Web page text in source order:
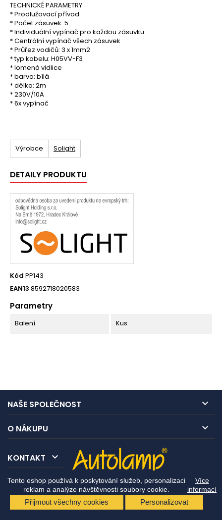
Tento eshop používá k poskytování služeb, personalizaci
reklam a analýze návštěvnosti soubory cookie.
Více
informací
Přijmout všechny cookies Personalizovat
TECHNICKÉ PARAMETRY
* Prodlužovací přívod
* Počet zásuvek: 5
* Individuální vypínač pro každou zásuvku
* Centrální vypínač všech zásuvek
* Průřez vodičů: 3 x 1mm2
* typ kabelu: H05VV-F3
* lomená vidlice
* barva: bílá
* délka: 2m
* 230V/10A
* 6x vypínač
Výrobce Solight
DETAILY PRODUKTU
Kód PP143
EAN13 8592718020583
Parametry
Balení Kus
NAŠE SPOLEČNOST 
O NÁKUPU 
KONTAKT 